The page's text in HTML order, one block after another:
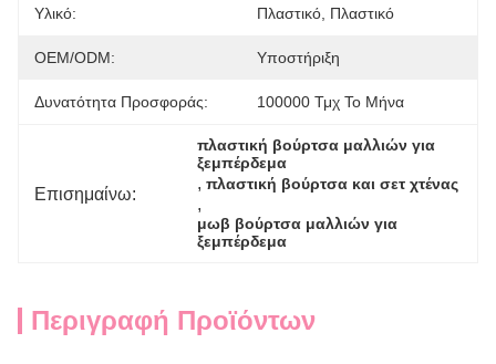
Υλικό: Πλαστικό, Πλαστικό
OEM/ODM: Υποστήριξη
Δυνατότητα Προσφοράς: 100000 Τμχ Το Μήνα
Επισημαίνω:
πλαστική βούρτσα μαλλιών για
ξεμπέρδεμα
, πλαστική βούρτσα και σετ χτένας
,
μωβ βούρτσα μαλλιών για
ξεμπέρδεμα
Περιγραφή Προϊόντων